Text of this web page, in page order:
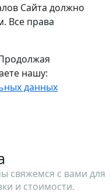
Сайта должно
Все права
нашу:
данных
свяжемся с вами для
и стоимости.